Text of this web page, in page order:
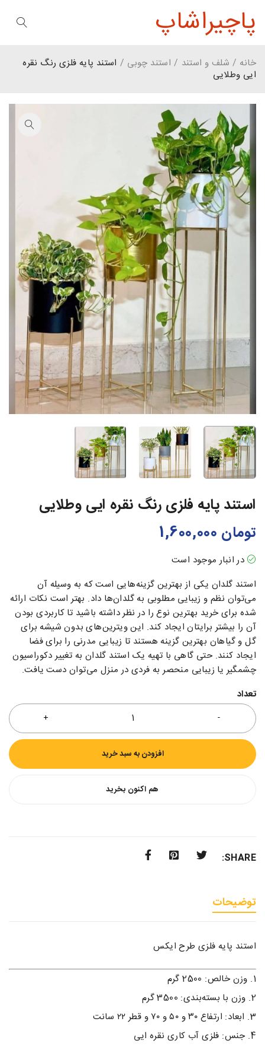
پاچیراشاپ
خانه / شلف و استند / استند چوبی / استند پایه فلزی رنگ نقره
ایی وطلایی
استند پایه فلزی رنگ نقره ایی وطلایی
تومان
در انبار موجود است
استند گلدان یکی از بهترین گزینه‌هایی است که به وسیله آن
می‌توان نظم و زیبایی مطلوبی به گلدان‌ها داد. بهتر است نکات ارائه
شده برای خرید بهترین نوع را در نظر داشته باشید تا کاربردی بودن
آن را بیشتر برایتان ایجاد کند. این ویترین‌های بدون شیشه برای
گل و گیاهان بهترین گزینه هستند تا زیبایی مدرنی را برای فضا
ایجاد کنند. حتی گاهی با تهیه یک استند گلدان به تغییر دکوراسیون
چشمگیر یا زیبایی منحصر به فردی در منزل می‌توان دست یافت.
تعداد
افزودن به سبد خرید
هم اکنون بخرید
SHARE:
توضیحات
استند پایه فلزی طرح ایکس
وزن خالص: 2500 گرم
وزن با بسته‌بندی: 3500 گرم
ابعاد: ارتفاع ۳۰ و ۵۰ و ۷۰ و قطر ۲۲ سانت
جنس: فلزی آب کاری نقره ایی